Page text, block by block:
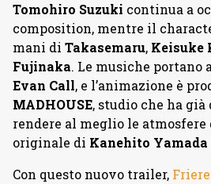
Tomohiro Suzuki continua a
composition, mentre il
mani di Takasemaru, Keisuke
Fujinaka. Le musiche portano
Evan Call, e l’animazione è
MADHOUSE, studio che ha
rendere al meglio le
originale di Kanehito Yamada
Con questo nuovo trailer,